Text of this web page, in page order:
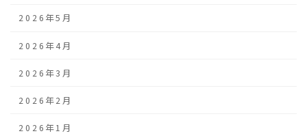
2026年5月
2026年4月
2026年3月
2026年2月
2026年1月